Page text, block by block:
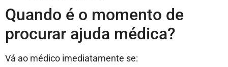
Quando é o momento de
procurar ajuda médica?
Vá ao médico imediatamente se: